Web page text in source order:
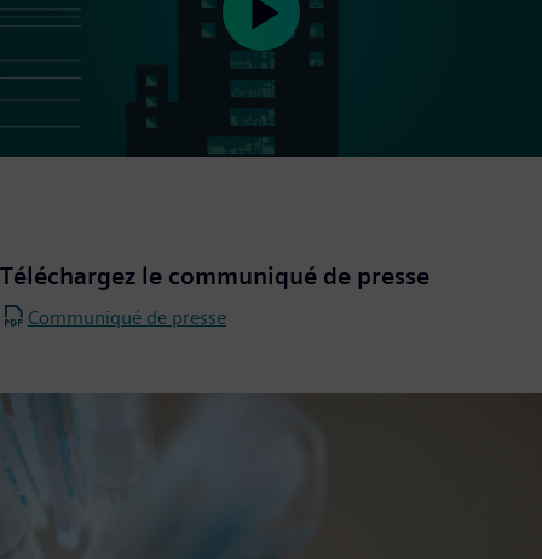
Play
Téléchargez le communiqué de presse
Communiqué de presse